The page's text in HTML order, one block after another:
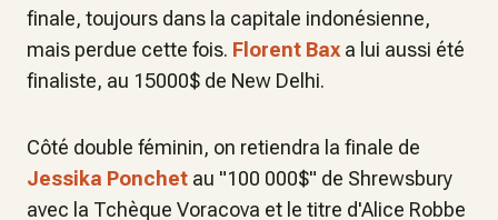
finale, toujours dans la capitale indonésienne,
mais perdue cette fois. Florent Bax a lui aussi été
finaliste, au 15000$ de New Delhi.
Côté double féminin, on retiendra la finale de
Jessika Ponchet au "100 000$" de Shrewsbury
avec la Tchèque Voracova et le titre d'Alice Robbe